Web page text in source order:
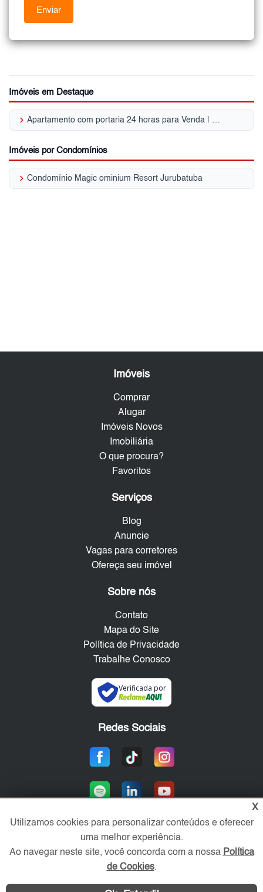
Imóveis em Destaque
keyboard_arrow_right Apartamento com portaria 24 horas para Venda | Jurubatuba
Imóveis por Condomínios
keyboard_arrow_right Condomínio Magic ominium Resort Jurubatuba
Imóveis
Comprar
Alugar
Imóveis Novos
Imobiliária
O que procura?
Favoritos
Serviços
Blog
Anuncie
Vagas para corretores
Ofereça seu imóvel
Sobre nós
Contato
Mapa do Site
Política de Privacidade
Trabalhe Conosco
Verificada por
Redes Sociais
Área exclusiva aos anunciantes,
acesse sua conta:
X
Utilizamos cookies para personalizar conteúdos e oferecer
uma melhor experiência.
Ao navegar neste site, você concorda com a nossa Política
de Cookies.